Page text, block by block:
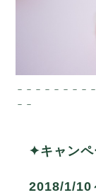
－－－－－－－－
－－
✦キャンペ
2018/1/10